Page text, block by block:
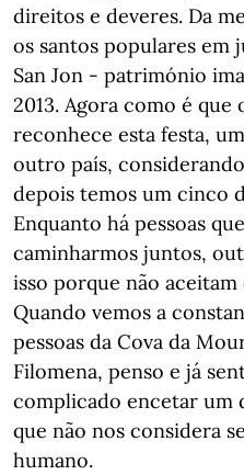
direitos e deveres. Da
os santos populares em
San Jon - património
2013. Agora como é
reconhece esta festa,
outro país,
depois temos um cinco
Enquanto há pessoas
caminharmos juntos,
isso porque não aceitam
Quando vemos a
pessoas da Cova da
Filomena, penso e já
complicado encetar um
que não nos considera
humano.